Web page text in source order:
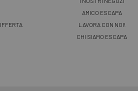
AMICO ESCAPA
LAVORA CON NOI!
CHI SIAMO ESCAPA